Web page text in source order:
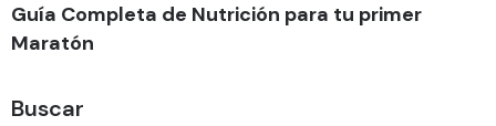
Guía Completa de Nutrición para tu primer
Maratón
Buscar